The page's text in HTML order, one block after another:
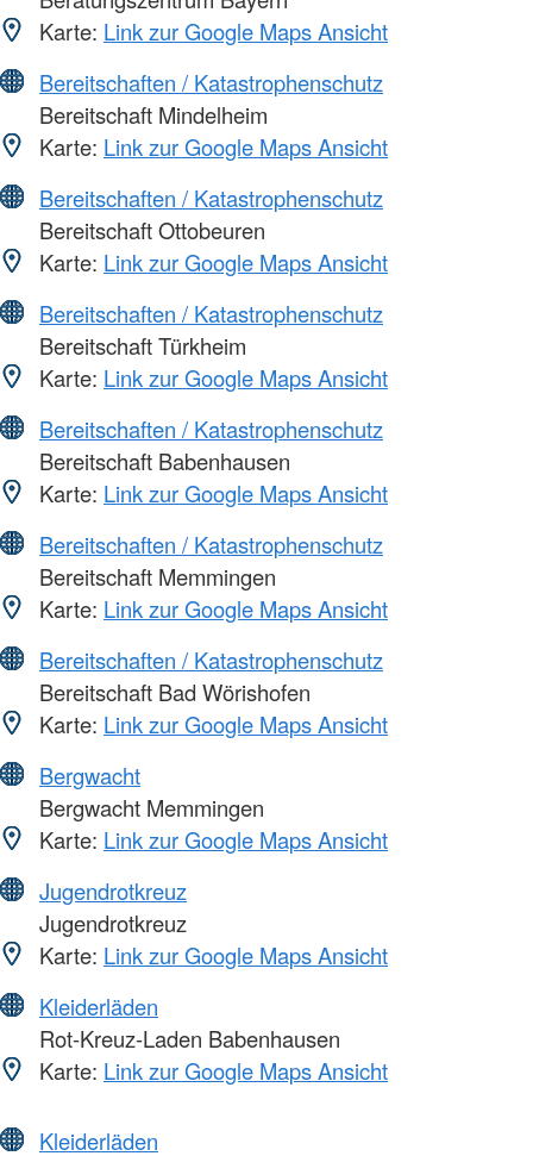
Karte: Link zur Google Maps Ansicht
Bereitschaften / Katastrophenschutz
Bereitschaft Mindelheim
Karte: Link zur Google Maps Ansicht
Bereitschaften / Katastrophenschutz
Bereitschaft Ottobeuren
Karte: Link zur Google Maps Ansicht
Bereitschaften / Katastrophenschutz
Bereitschaft Türkheim
Karte: Link zur Google Maps Ansicht
Bereitschaften / Katastrophenschutz
Bereitschaft Babenhausen
Karte: Link zur Google Maps Ansicht
Bereitschaften / Katastrophenschutz
Bereitschaft Memmingen
Karte: Link zur Google Maps Ansicht
Bereitschaften / Katastrophenschutz
Bereitschaft Bad Wörishofen
Karte: Link zur Google Maps Ansicht
Bergwacht
Bergwacht Memmingen
Karte: Link zur Google Maps Ansicht
Jugendrotkreuz
Jugendrotkreuz
Karte: Link zur Google Maps Ansicht
Kleiderläden
Rot-Kreuz-Laden Babenhausen
Karte: Link zur Google Maps Ansicht
Kleiderläden